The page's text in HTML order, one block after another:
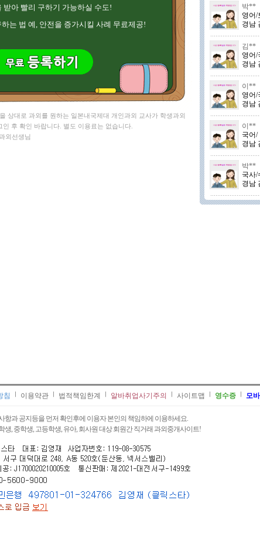
받아 빨리 구하기 가능하실 수도!
는 법 예, 안전을 증가시킬 사례 무료제공!
상대로 과외를 원하는 일본내국제대 개인과외 교사가 학생과외
후 확인 바랍니다. 별도 이용료는 없습니다.
외선생님
박**
영어/
경남
김**
영어/
경남
이**
영어/
경남
이**
국어/
경남
박**
국사/
경남
침 이용약관 법적책임한계 알바취업사기주의 사이트맵 영수증 모
항과 공지등을 먼저 확인후에 이용자 본인의 책임하에 이용하세요.
생, 중학생, 고등학생, 유아, 회사원 대상 회원간 직거래 과외중개사이트!